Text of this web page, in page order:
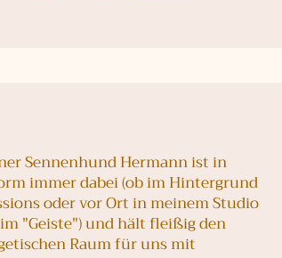
Sennenhund Hermann ist in
immer dabei (ob im Hintergrund
oder vor Ort in meinem Studio
"Geiste") und hält fleißig den
Raum für uns mit